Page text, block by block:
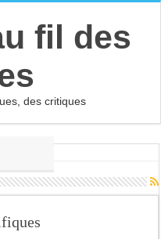
fil des
des critiques